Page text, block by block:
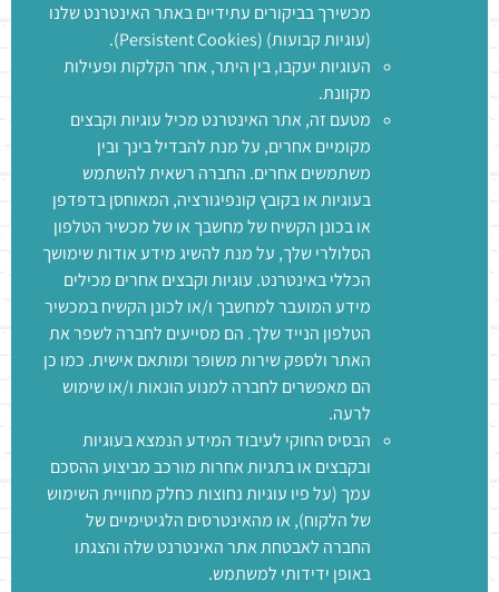
מכשירך בביקורים עתידיים באתר האינטרנט שלנו
(עוגיות קבועות) (Persistent Cookies).
העוגיות יעקבו, בין היתר, אחר הקלקות ופעילות
מקוונת.
מטעם זה, אתר האינטרנט מכיל עוגיות וקבצים
מקומיים אחרים, על מנת להבדיל בינך ובין
משתמשים אחרים. החברה רשאית להשתמש
בעוגיות או בקובץ קונפיגורציה, המאוחסן בדפדפן
או בכונן הקשיח של מחשבך או של מכשיר הטלפון
הסלולרי שלך, על מנת להשיג מידע אודות שימושך
הכללי באינטרנט. עוגיות וקבצים אחרים מכילים
מידע המועבר למחשבך ו/או לכונן הקשיח במכשיר
הטלפון הנייד שלך. הם מסייעים לחברה לשפר את
האתר ולספק שירות משופר ומותאם אישית. כמו כן
הם מאפשרים לחברה למנוע הונאות ו/או שימוש
לרעה.
הבסיס החוקי לעיבוד המידע הנמצא בעוגיות
ובקבצים או בתגיות אחרות מורכב מביצוע ההסכם
עמך (על פיו עוגיות נחוצות כחלק מחוויית השימוש
של הלקוח), או מהאינטרסים הלגיטימיים של
החברה לאבטחת אתר האינטרנט שלה והצגתו
באופן ידידותי למשתמש.